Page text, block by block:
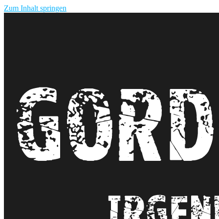
Zum Inhalt springen